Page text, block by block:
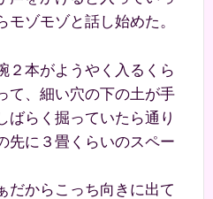
ゾモゾと話し始めた。
２本がようやく入るくら
て、細い穴の下の土が手
ばらく掘っていたら通り
先に３畳くらいのスペー
だからこっち向きに出て